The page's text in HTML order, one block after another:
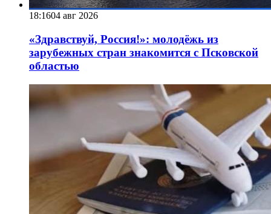
18:1604 авг 2026
«Здравствуй, Россия!»: молодёжь из
зарубежных стран знакомится с Псковской
областью